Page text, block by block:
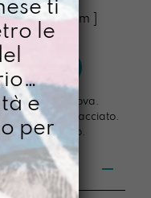
28,5 x 17 cm ]
di Padova.
sempre tracciato.
ai 100 euro.
ti
le
e
per